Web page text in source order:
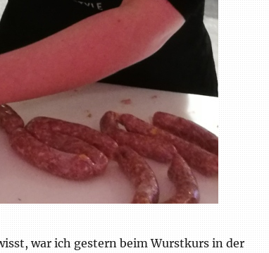
war ich gestern beim Wurstkurs in der